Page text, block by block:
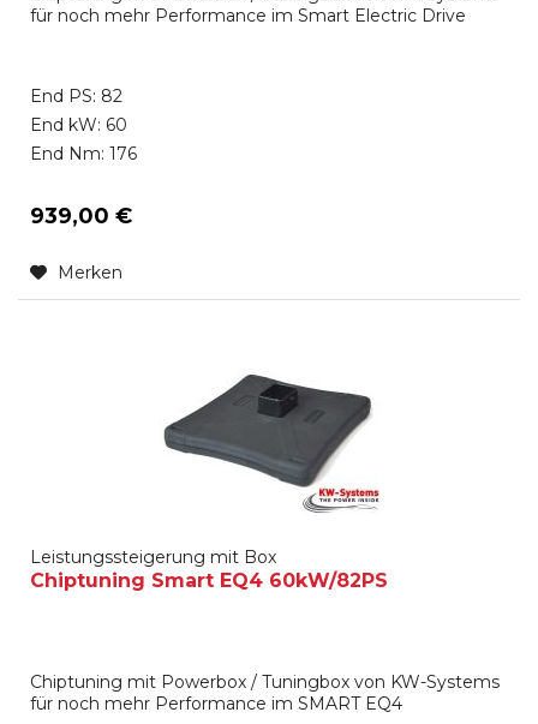
für noch mehr Performance im Smart Electric Drive
End PS: 82
End kW: 60
End Nm: 176
939,00 €
Merken
Leistungssteigerung mit Box
Chiptuning Smart EQ4 60kW/82PS
Chiptuning mit Powerbox / Tuningbox von KW-Systems
für noch mehr Performance im SMART EQ4